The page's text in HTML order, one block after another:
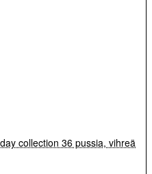
collection 36 pussia, vihreä